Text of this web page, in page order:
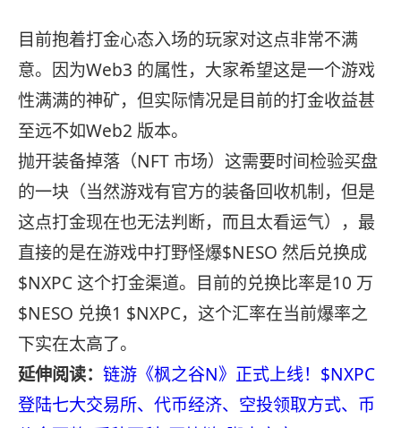
目前抱着打金心态入场的玩家对这点非常不满
意。因为Web3 的属性，大家希望这是一个游戏
性满满的神矿，但实际情况是目前的打金收益甚
至远不如Web2 版本。
抛开装备掉落（NFT 市场）这需要时间检验买盘
的一块（当然游戏有官方的装备回收机制，但是
这点打金现在也无法判断，而且太看运气），最
直接的是在游戏中打野怪爆$NESO 然后兑换成
$NXPC 这个打金渠道。目前的兑换比率是10 万
$NESO 兑换1 $NXPC，这个汇率在当前爆率之
下实在太高了。
延伸阅读： 链游《枫之谷N》正式上线！$NXPC
登陆七大交易所、代币经济、空投领取方式、币